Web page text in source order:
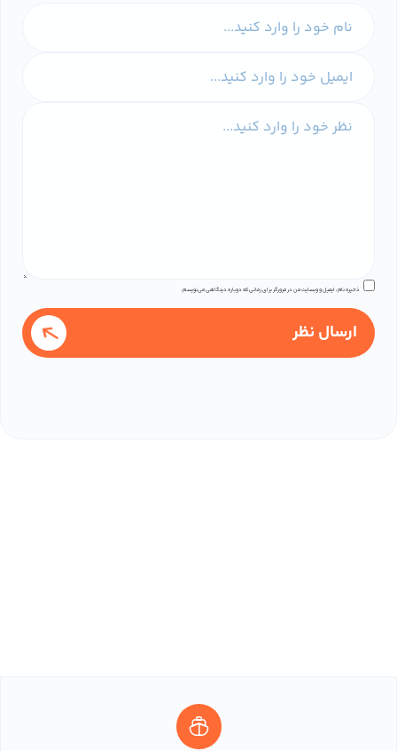
ذخیره نام، ایمیل و وبسایت من در مرورگر برای زمانی که دوباره دیدگاهی می‌نویسم.
ارسال نظر